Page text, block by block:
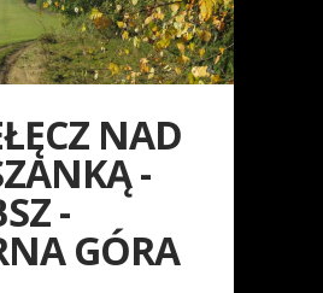
NAD
-
-
GÓRA